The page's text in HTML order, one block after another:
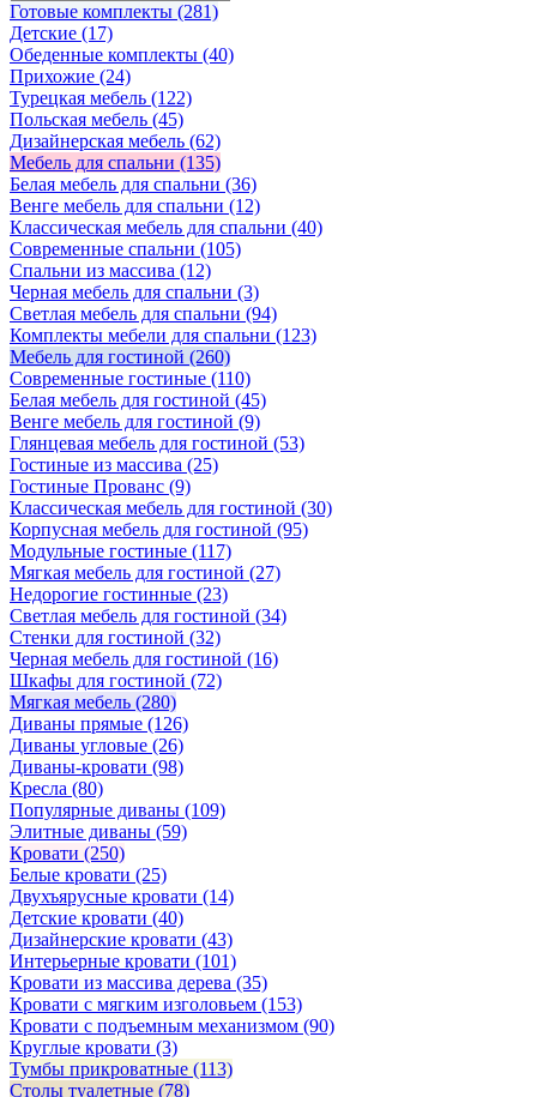
Готовые комплекты (281)
Детские (17)
Обеденные комплекты (40)
Прихожие (24)
Турецкая мебель (122)
Польская мебель (45)
Дизайнерская мебель (62)
Мебель для спальни (135)
Белая мебель для спальни (36)
Венге мебель для спальни (12)
Классическая мебель для спальни (40)
Современные спальни (105)
Спальни из массива (12)
Черная мебель для спальни (3)
Светлая мебель для спальни (94)
Комплекты мебели для спальни (123)
Мебель для гостиной (260)
Современные гостиные (110)
Белая мебель для гостиной (45)
Венге мебель для гостиной (9)
Глянцевая мебель для гостиной (53)
Гостиные из массива (25)
Гостиные Прованс (9)
Классическая мебель для гостиной (30)
Корпусная мебель для гостиной (95)
Модульные гостиные (117)
Мягкая мебель для гостиной (27)
Недорогие гостинные (23)
Светлая мебель для гостиной (34)
Стенки для гостиной (32)
Черная мебель для гостиной (16)
Шкафы для гостиной (72)
Мягкая мебель (280)
Диваны прямые (126)
Диваны угловые (26)
Диваны-кровати (98)
Кресла (80)
Популярные диваны (109)
Элитные диваны (59)
Кровати (250)
Белые кровати (25)
Двухъярусные кровати (14)
Детские кровати (40)
Дизайнерские кровати (43)
Интерьерные кровати (101)
Кровати из массива дерева (35)
Кровати с мягким изголовьем (153)
Кровати с подъемным механизмом (90)
Круглые кровати (3)
Тумбы прикроватные (113)
Столы туалетные (78)